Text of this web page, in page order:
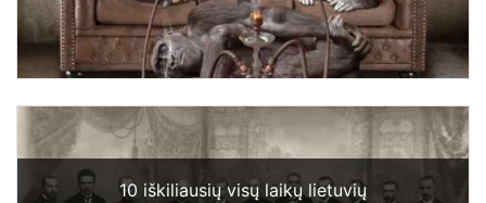
10 iškiliausių visų laikų lietuvių